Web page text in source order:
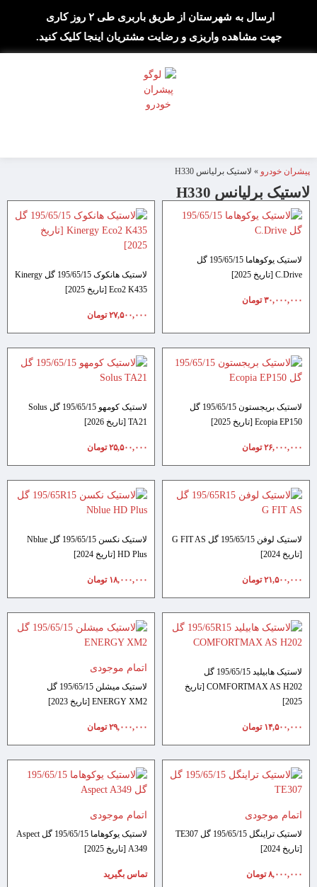
ارسال به شهرستان از طریق باربری طی ۲ روز کاری
جهت مشاهده واریزی و رضایت مشتریان اینجا کلیک کنید.
پیشران خودرو » لاستیک برلیانس H330
لاستیک برلیانس H330
لاستیک یوکوهاما 195/65/15 گل
C.Drive [تاریخ 2025]
۳۰,۰۰۰,۰۰۰ تومان
لاستیک هانکوک 195/65/15 گل Kinergy
Eco2 K435 [تاریخ 2025]
۲۷,۵۰۰,۰۰۰ تومان
لاستیک بریجستون 195/65/15 گل
Ecopia EP150 [تاریخ 2025]
۲۶,۰۰۰,۰۰۰ تومان
لاستیک کومهو 195/65/15 گل Solus
TA21 [تاریخ 2026]
۲۵,۵۰۰,۰۰۰ تومان
لاستیک لوفن 195/65/15 گل G FIT AS
[تاریخ 2024]
۲۱,۵۰۰,۰۰۰ تومان
لاستیک نکسن 195/65/15 گل Nblue
HD Plus [تاریخ 2024]
۱۸,۰۰۰,۰۰۰ تومان
لاستیک هابیلید 195/65/15 گل
COMFORTMAX AS H202 [تاریخ
2025]
۱۴,۵۰۰,۰۰۰ تومان
اتمام موجودی
لاستیک میشلن 195/65/15 گل
ENERGY XM2 [تاریخ 2023]
۲۹,۰۰۰,۰۰۰ تومان
اتمام موجودی
لاستیک تراینگل 195/65/15 گل TE307
[تاریخ 2024]
۸,۰۰۰,۰۰۰ تومان
اتمام موجودی
لاستیک یوکوهاما 195/65/15 گل Aspect
A349 [تاریخ 2025]
تماس بگیرید